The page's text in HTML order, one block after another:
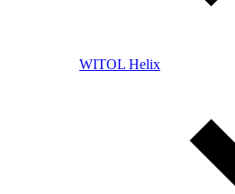
WITOL Helix